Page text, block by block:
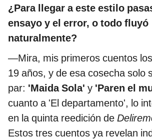
¿Para llegar a este estilo
ensayo y el error, o todo fluyó
naturalmente?
—Mira, mis primeros cuentos
19 años, y de esa cosecha solo
par: 'Maida Sola' y 'Paren el
cuanto a 'El departamento', lo
en la quinta reedición de
Estos tres cuentos ya revelan